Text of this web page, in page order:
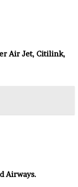
Air Jet, Citilink,
Airways.